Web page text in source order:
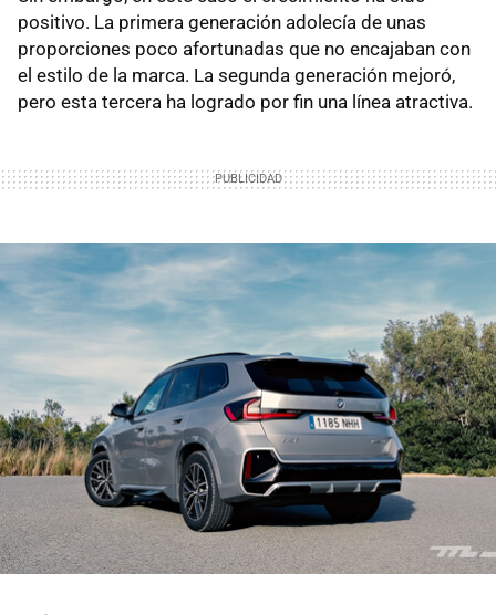
positivo. La primera generación adolecía de unas
proporciones poco afortunadas que no encajaban con
el estilo de la marca. La segunda generación mejoró,
pero esta tercera ha logrado por fin una línea atractiva.